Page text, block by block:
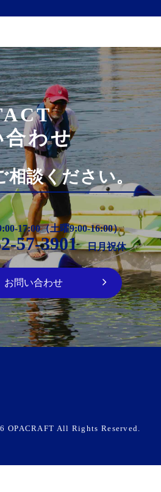
合わせ
談ください。
17:00（土曜9:00-16:00）
57-3901日月祝休
お問い合わせ
町2丁目100番地
OPACRAFT All Rights Reserved.